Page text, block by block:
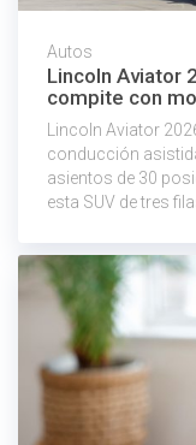
Autos
Lincoln Aviator
compite con
Lincoln Aviator
conducción
asientos de 30
esta SUV de tres